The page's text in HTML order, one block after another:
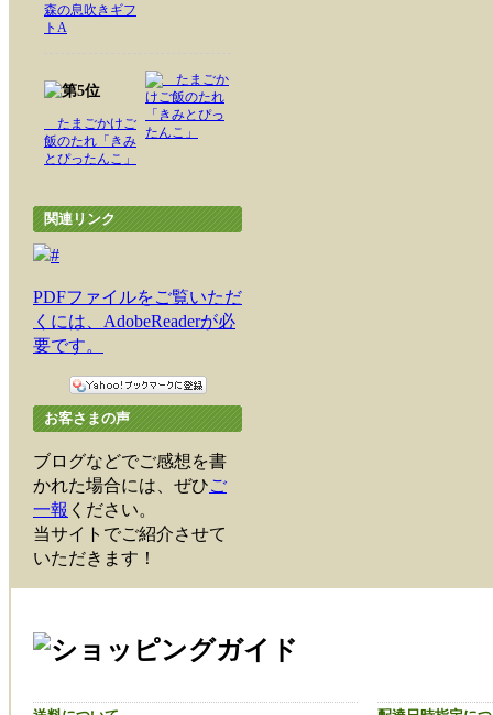
森の息吹きギフ
トA
たまごかけご
飯のたれ「きみ
とぴったんこ」
関連リンク
PDFファイルをご覧いただ
くには、AdobeReaderが必
要です。
お客さまの声
ブログなどでご感想を書
かれた場合には、ぜひご
一報 ください。
当サイトでご紹介させて
いただきます！